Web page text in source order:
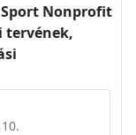
Nonprofit